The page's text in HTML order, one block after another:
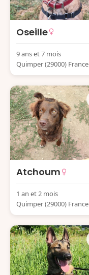
Oseille
9 ans et 7 mois
Quimper (29000) France
Atchoum
1 an et 2 mois
Quimper (29000) France